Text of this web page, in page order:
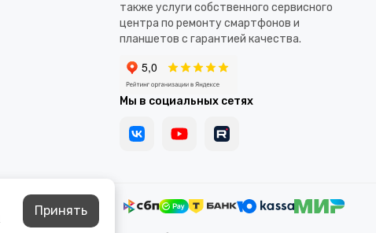
также услуги собственного сервисного
центра по ремонту смартфонов и
планшетов с гарантией качества.
Мы в социальных сетях
Принять